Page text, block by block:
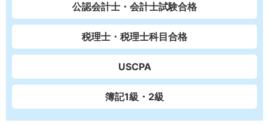
公認会計士・会計士試験合格
税理士・税理士科目合格
USCPA
簿記1級・2級